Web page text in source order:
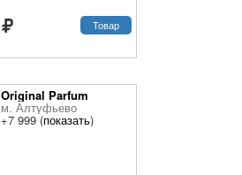
Товар
Original Parfum
м. Алтуфьево
+7 999 (показать)